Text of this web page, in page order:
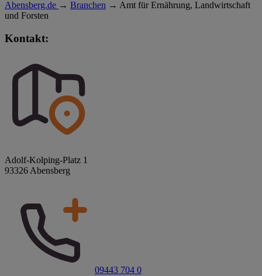
Abensberg.de → Branchen → Amt für Ernährung, Landwirtschaft
und Forsten
Kontakt:
Adolf-Kolping-Platz 1
93326 Abensberg
09443 704 0